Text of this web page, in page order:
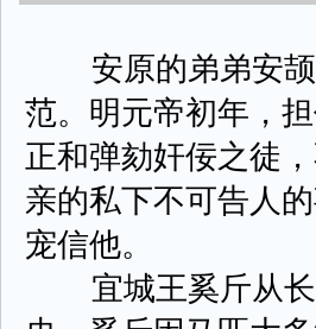
安原的弟弟安颉
范。明元帝初年，
正和弹劾奸佞之徒
亲的私下不可告人
宠信他。
宜城王奚斤从长